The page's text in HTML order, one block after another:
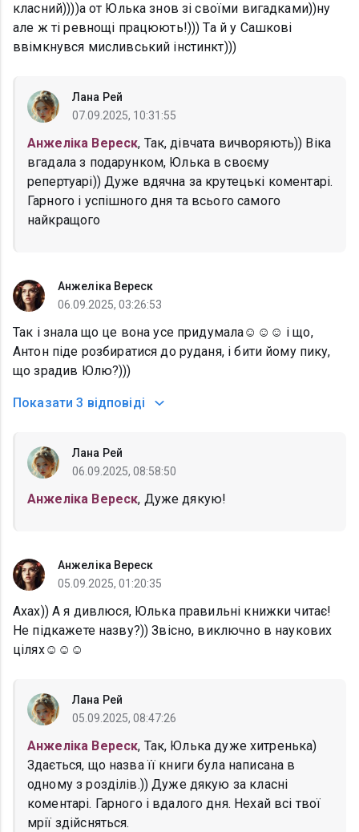
класний))))а от Юлька знов зі своїми вигадками))ну
але ж ті ревнощі працюють!))) Та й у Сашкові
ввімкнувся мисливський інстинкт)))
Лана Рей
07.09.2025, 10:31:55
Анжеліка Вереск, Так, дівчата вичворяють)) Віка
вгадала з подарунком, Юлька в своєму
репертуарі)) Дуже вдячна за крутецькі коментарі.
Гарного і успішного дня та всього самого
найкращого
Анжеліка Вереск
06.09.2025, 03:26:53
Так і знала що це вона усе придумала☺️☺️☺️ і що,
Антон піде розбиратися до руданя, і бити йому пику,
що зрадив Юлю?)))
Показати 3 відповіді
Лана Рей
06.09.2025, 08:58:50
Анжеліка Вереск, Дуже дякую!
Анжеліка Вереск
05.09.2025, 01:20:35
Ахах)) А я дивлюся, Юлька правильні книжки читає!
Не підкажете назву?)) Звісно, виключно в наукових
цілях☺️☺️☺️
Лана Рей
05.09.2025, 08:47:26
Анжеліка Вереск, Так, Юлька дуже хитренька)
Здається, що назва її книги була написана в
одному з розділів.)) Дуже дякую за класні
коментарі. Гарного і вдалого дня. Нехай всі твої
мрії здійсняться.